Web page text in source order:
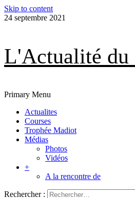
Skip to content
24 septembre 2021
L'Actualité du
Primary Menu
Actualites
Courses
Trophée Madiot
Médias
Photos
Vidéos
+
A la rencontre de
Rechercher :